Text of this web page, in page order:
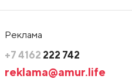
Реклама
+7 4162 222 742
reklama@amur.life